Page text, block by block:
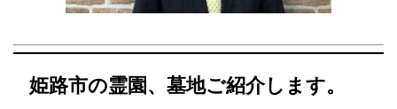
姫路市の霊園、墓地ご紹介します。